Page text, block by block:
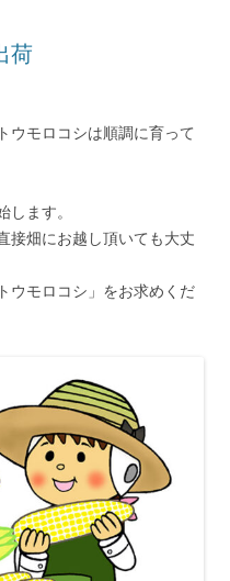
荷
ウモロコシは順調に育って
ます。
接畑にお越し頂いても大丈
ウモロコシ」をお求めくだ